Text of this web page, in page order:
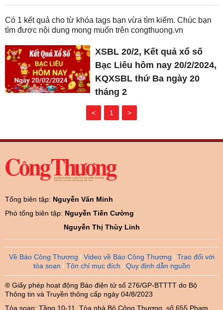
Có 1 kết quả cho từ khóa tags bạn vừa tìm kiếm. Chúc bạn
tìm được nội dung mong muốn trên congthuong.vn
XSBL 20/2, Kết quả xổ số
Bạc Liêu hôm nay 20/2/2024,
KQXSBL thứ Ba ngày 20
tháng 2
< 1 >
Tổng biên tập: Nguyễn Văn Minh
Phó tổng biên tập: Nguyễn Tiến Cường
Nguyễn Thị Thùy Linh
Về Báo Công Thương Video về Báo Công Thương
Trao đổi với
tòa soạn
Tôn chỉ mục đích Quy định dẫn nguồn
® Giấy phép hoạt động Báo điện tử số 276/GP-BTTTT do Bộ
Thông tin và Truyền thông cấp ngày 04/8/2023
Tòa soạn: Tầng 10-11, Tòa nhà Bộ Công Thương, số 655 Phạm